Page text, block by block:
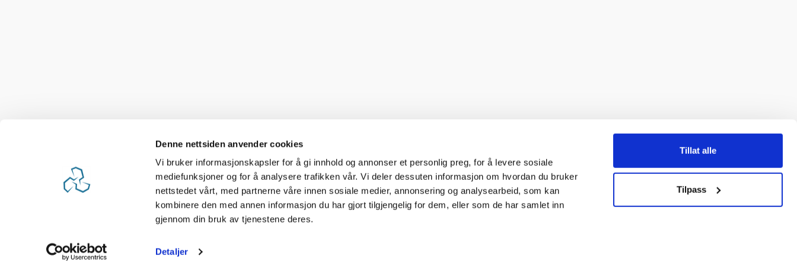
Denne nettsiden anvender cookies
Vi bruker informasjonskapsler for å gi innhold og annonser et personlig preg, for å levere sosiale
mediefunksjoner og for å analysere trafikken vår. Vi deler dessuten informasjon om hvordan du bruker
nettstedet vårt, med partnerne våre innen sosiale medier, annonsering og analysearbeid, som kan
kombinere den med annen informasjon du har gjort tilgjengelig for dem, eller som de har samlet inn
gjennom din bruk av tjenestene deres.
Detaljer
Tillat alle
Tilpass